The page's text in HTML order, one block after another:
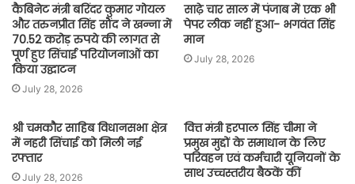
कैबिनेट मंत्री बरिंदर कुमार गोयल
और तरुनप्रीत सिंह सौंद ने खन्ना में
70.52 करोड़ रुपये की लागत से
पूर्ण हुए सिंचाई परियोजनाओं का
किया उद्घाटन
July 28, 2026
साढ़े चार साल में पंजाब में एक भी
पेपर लीक नहीं हुआ- भगवंत सिंह
मान
July 28, 2026
श्री चमकौर साहिब विधानसभा क्षेत्र
में नहरी सिंचाई को मिली नई
रफ्तार
July 28, 2026
वित्त मंत्री हरपाल सिंह चीमा ने
प्रमुख मुद्दों के समाधान के लिए
परिवहन एवं कर्मचारी यूनियनों के
साथ उच्चस्तरीय बैठकें कीं